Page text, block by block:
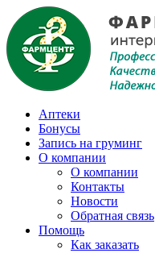
Аптеки
Бонусы
Запись на груминг
О компании
О компании
Контакты
Новости
Обратная связь
Помощь
Как заказать